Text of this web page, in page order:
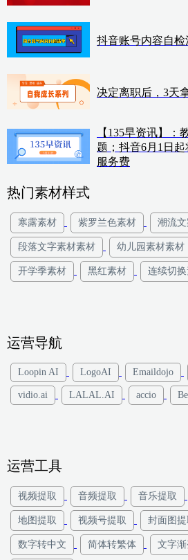
抖音账号内容自检
决定离职后，3天
【135早资讯】：
题；抖音6月1日
服务费
热门素材样式
寒露素材 紫罗兰色素材 潮流
段落文字素材素材 幼儿园素材素材
开学季素材 黑红素材 连续切
运营导航
Loopin AI LogoAI Emaildojo
vidio.ai LALAL.AI accio
运营工具
视频提取 音频提取 音乐提取
地图提取 视频号提取 封面图提
数字转中文 简体转繁体 文字